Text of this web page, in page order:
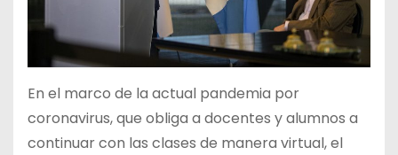
En el marco de la actual pandemia por
coronavirus, que obliga a docentes y alumnos a
continuar con las clases de manera virtual, el